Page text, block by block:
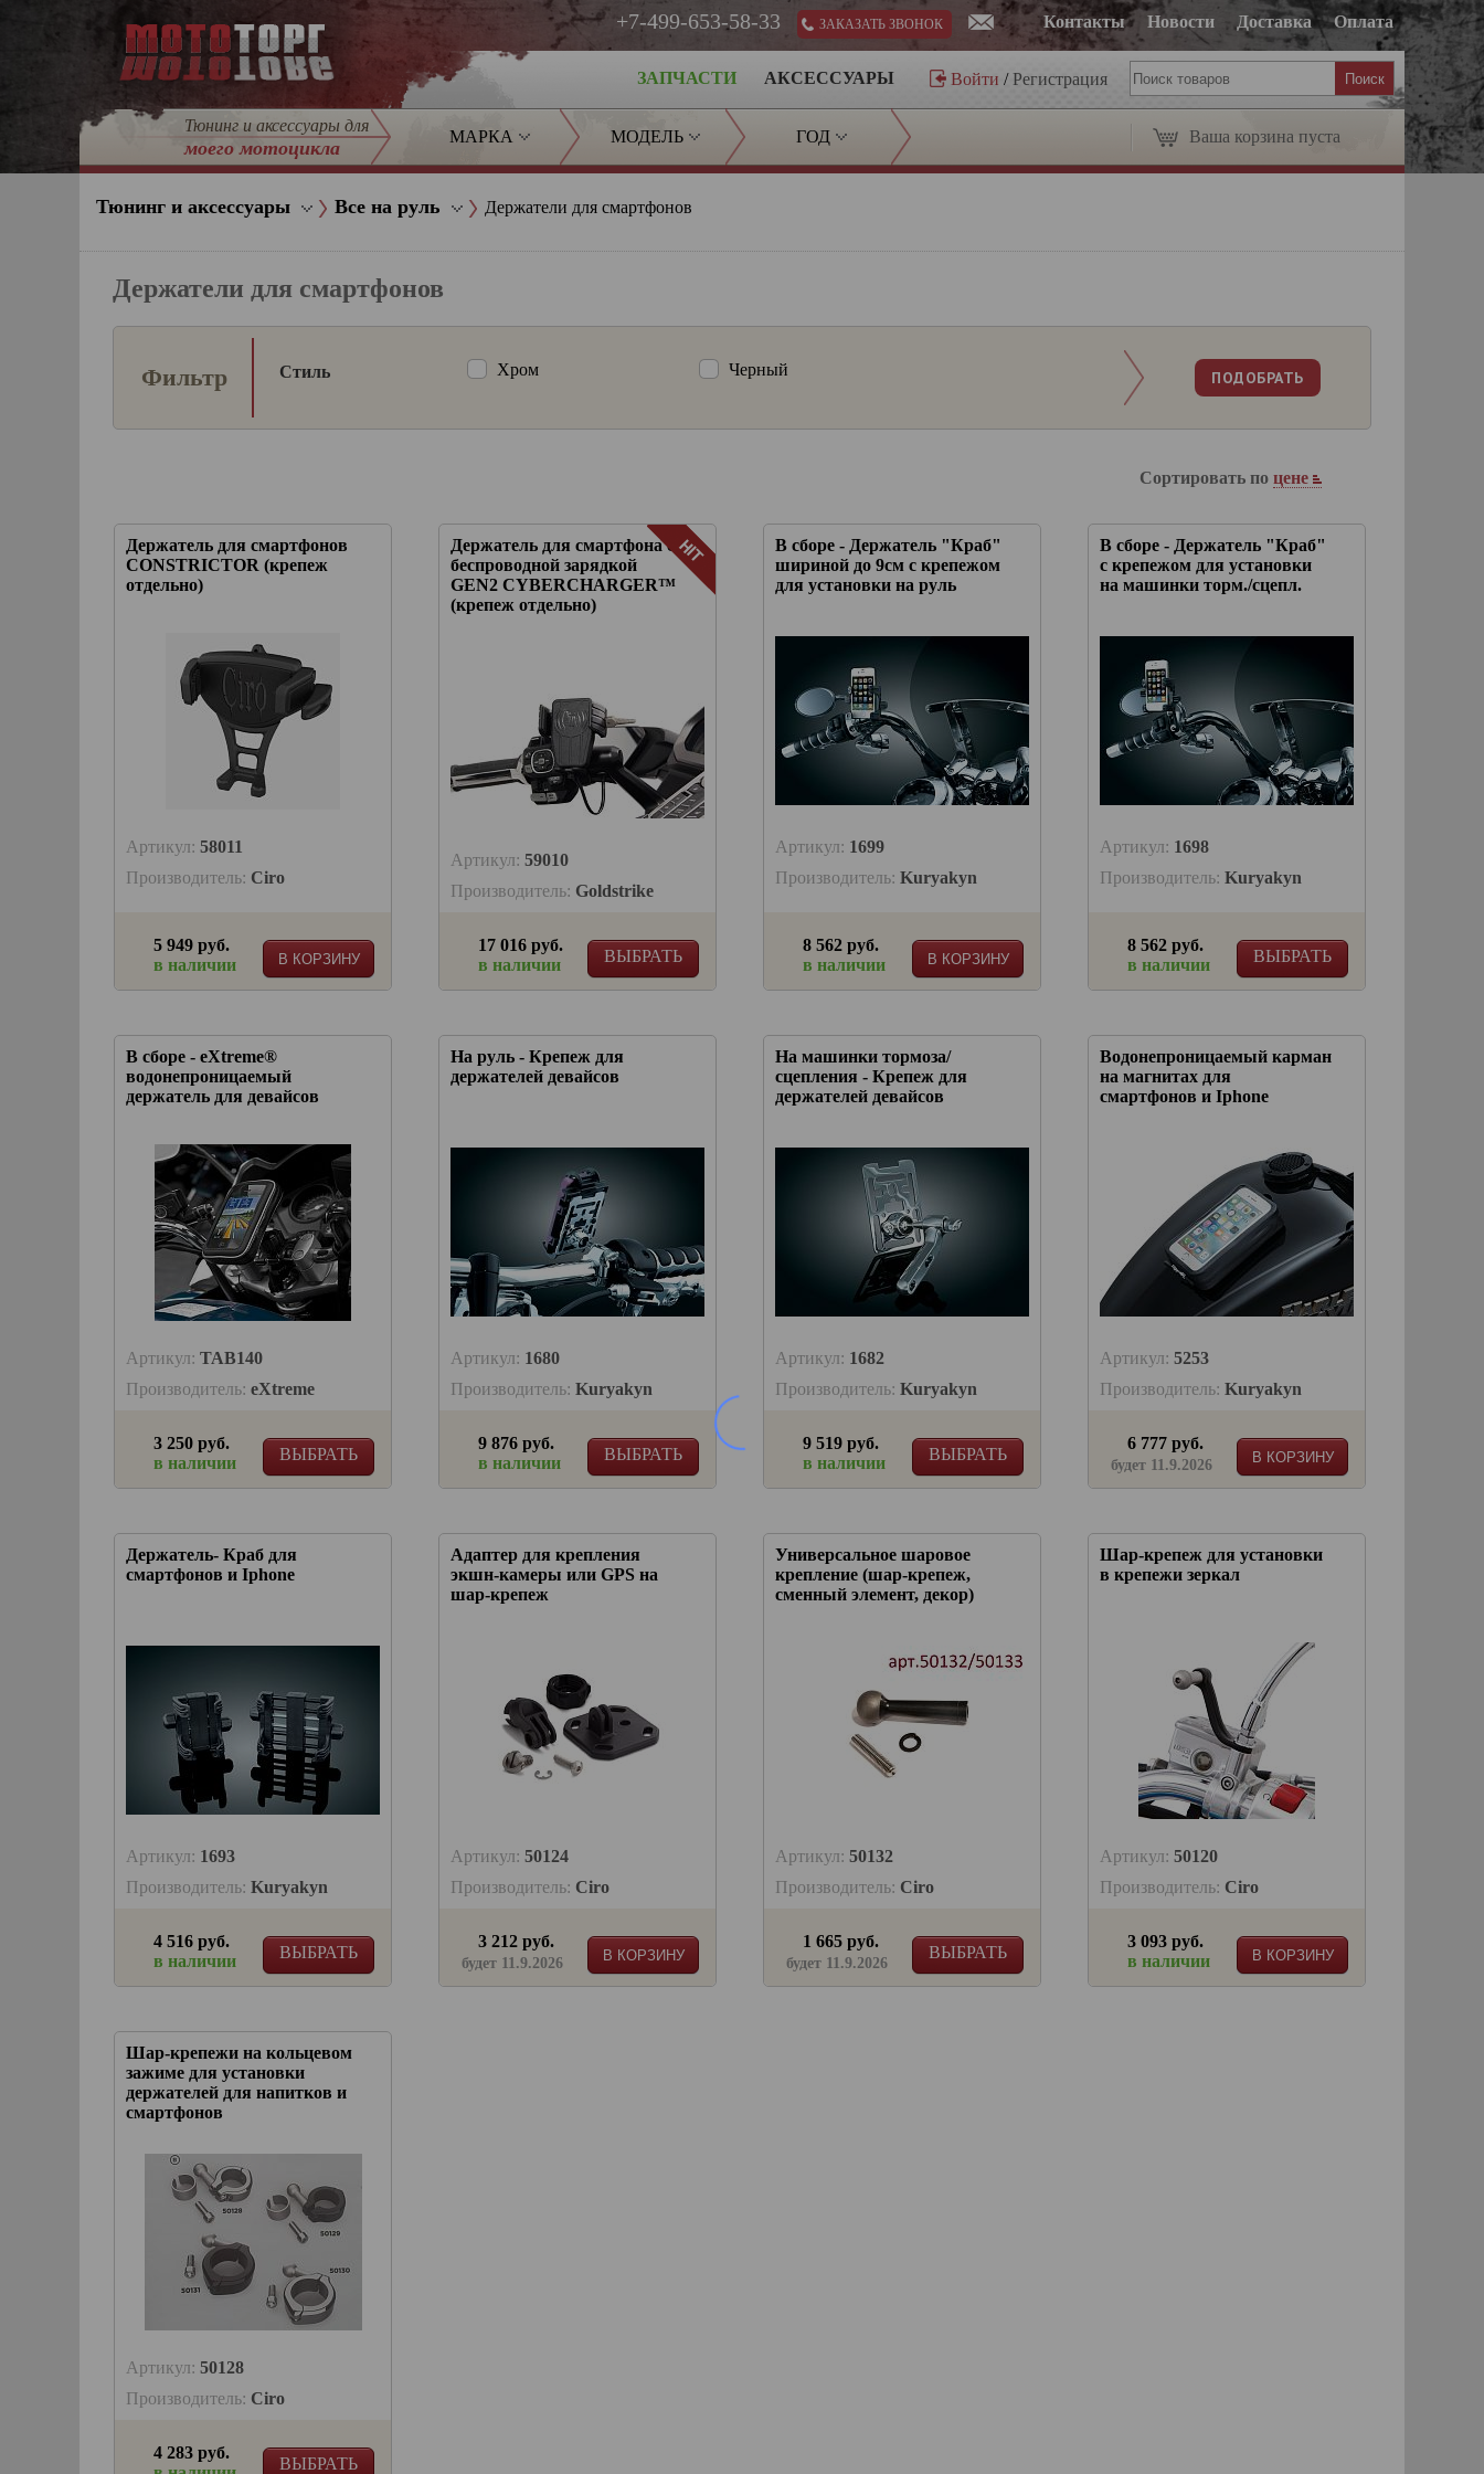
Оплата
Доставка
Новости
Контакты
ЗАКАЗАТЬ ЗВОНОК
+7-499-653-58-33
Войти /Регистрация
АКСЕССУАРЫ
ЗАПЧАСТИ
Тюнинг и аксессуары для
моего мотоцикла
МАРКА МОДЕЛЬ ГОД Ваша корзина пуста
Тюнинг и аксессуары Все на руль Держатели для смартфонов
Держатели для смартфонов
Фильтр Стиль Хром Черный
Сортировать по цене
Держатель для смартфонов
CONSTRICTOR (крепеж
отдельно)
Артикул: 58011
Производитель: Ciro
В КОРЗИНУ
5 949 руб.
в наличии
Держатель для смартфона с
беспроводной зарядкой
GEN2 CYBERCHARGER™
(крепеж отдельно)
Артикул: 59010
Производитель: Goldstrike
ВЫБРАТЬ
17 016 руб.
в наличии
В сборе - Держатель "Краб"
шириной до 9см с крепежом
для установки на руль
Артикул: 1699
Производитель: Kuryakyn
В КОРЗИНУ
8 562 руб.
в наличии
В сборе - Держатель "Краб"
с крепежом для установки
на машинки торм./сцепл.
Артикул: 1698
Производитель: Kuryakyn
ВЫБРАТЬ
8 562 руб.
в наличии
В сборе - eXtreme®
водонепроницаемый
держатель для девайсов
Артикул: TAB140
Производитель: eXtreme
ВЫБРАТЬ
3 250 руб.
в наличии
На руль - Крепеж для
держателей девайсов
Артикул: 1680
Производитель: Kuryakyn
ВЫБРАТЬ
9 876 руб.
в наличии
На машинки тормоза/
сцепления - Крепеж для
держателей девайсов
Артикул: 1682
Производитель: Kuryakyn
ВЫБРАТЬ
9 519 руб.
в наличии
Водонепроницаемый карман
на магнитах для
смартфонов и Iphone
Артикул: 5253
Производитель: Kuryakyn
В КОРЗИНУ
6 777 руб.
будет 11.9.2026
Держатель- Краб для
смартфонов и Iphone
Артикул: 1693
Производитель: Kuryakyn
ВЫБРАТЬ
4 516 руб.
в наличии
Адаптер для крепления
экшн-камеры или GPS на
шар-крепеж
Артикул: 50124
Производитель: Ciro
В КОРЗИНУ
3 212 руб.
будет 11.9.2026
Универсальное шаровое
крепление (шар-крепеж,
сменный элемент, декор)
Артикул: 50132
Производитель: Ciro
ВЫБРАТЬ
1 665 руб.
будет 11.9.2026
Шар-крепеж для установки
в крепежи зеркал
Артикул: 50120
Производитель: Ciro
В КОРЗИНУ
3 093 руб.
в наличии
Шар-крепежи на кольцевом
зажиме для установки
держателей для напитков и
смартфонов
Артикул: 50128
Производитель: Ciro
ВЫБРАТЬ
4 283 руб.